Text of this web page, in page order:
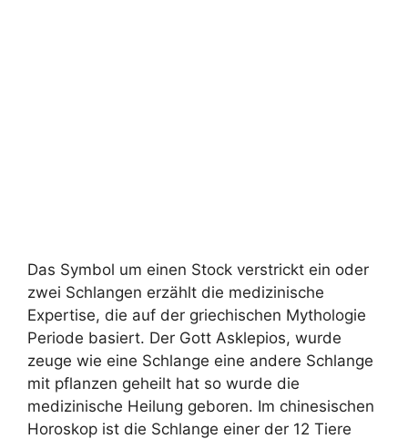
Das Symbol um einen Stock verstrickt ein oder
zwei Schlangen erzählt die medizinische
Expertise, die auf der griechischen Mythologie
Periode basiert. Der Gott Asklepios, wurde
zeuge wie eine Schlange eine andere Schlange
mit pflanzen geheilt hat so wurde die
medizinische Heilung geboren. Im chinesischen
Horoskop ist die Schlange einer der 12 Tiere